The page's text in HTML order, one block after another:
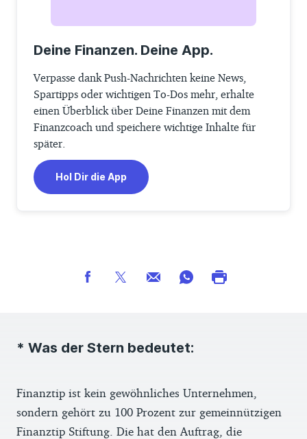
Deine Finanzen. Deine App.
Verpasse dank Push-Nachrichten keine News,
Spartipps oder wichtigen To-Dos mehr, erhalte
einen Überblick über Deine Finanzen mit dem
Finanzcoach und speichere wichtige Inhalte für
später.
Hol Dir die App
* Was der Stern bedeutet:
Finanztip ist kein gewöhnliches Unternehmen,
sondern gehört zu 100 Prozent zur gemeinnützigen
Finanztip Stiftung. Die hat den Auftrag, die